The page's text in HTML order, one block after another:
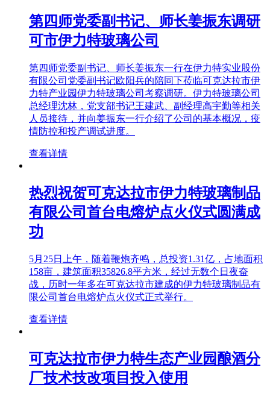
第四师党委副书记、师长姜振东调研
可市伊力特玻璃公司
第四师党委副书记、师长姜振东一行在伊力特实业股份
有限公司党委副书记欧阳兵的陪同下莅临可克达拉市伊
力特产业园伊力特玻璃公司考察调研。伊力特玻璃公司
总经理沈林，党支部书记王建武、副经理高宇勤等相关
人员接待，并向姜振东一行介绍了公司的基本概况，疫
情防控和投产调试进度。
查看详情
热烈祝贺可克达拉市伊力特玻璃制品
有限公司首台电熔炉点火仪式圆满成
功
5月25日上午，随着鞭炮齐鸣，总投资1.31亿，占地面积
158亩，建筑面积35826.8平方米，经过无数个日夜奋
战，历时一年多在可克达拉市建成的伊力特玻璃制品有
限公司首台电熔炉点火仪式正式举行。
查看详情
可克达拉市伊力特生态产业园酿酒分
厂技术技改项目投入使用